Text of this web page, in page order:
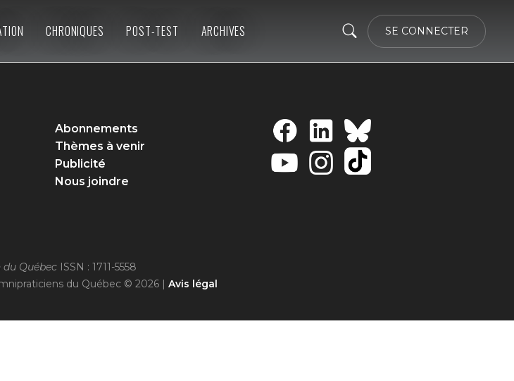
SE CONNECTER
CHRONIQUES POST-TEST ARCHIVES
Abonnements
Thèmes à venir
Publicité
Nous joindre
du Québec ISSN : 1711-5558
du Québec © 2026 | Avis légal